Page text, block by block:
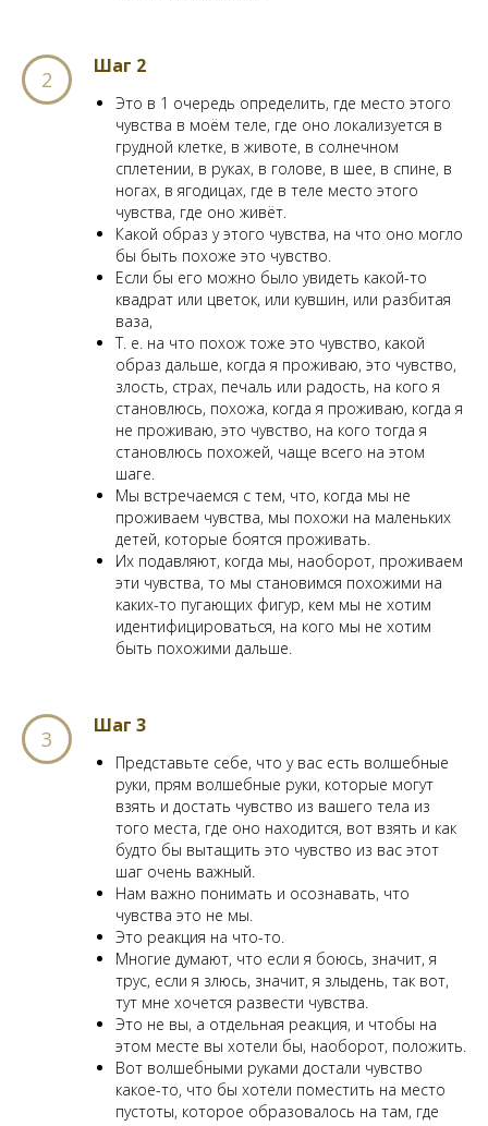
Шаг 2
Это в 1 очередь определить, где место этого
чувства в моём теле, где оно локализуется в
грудной клетке, в животе, в солнечном
сплетении, в руках, в голове, в шее, в спине, в
ногах, в ягодицах, где в теле место этого
чувства, где оно живёт.
Какой образ у этого чувства, на что оно могло
бы быть похоже это чувство.
Если бы его можно было увидеть какой-то
квадрат или цветок, или кувшин, или разбитая
ваза,
Т. е. на что похож тоже это чувство, какой
образ дальше, когда я проживаю, это чувство,
злость, страх, печаль или радость, на кого я
становлюсь, похожа, когда я проживаю, когда я
не проживаю, это чувство, на кого тогда я
становлюсь похожей, чаще всего на этом
шаге.
Мы встречаемся с тем, что, когда мы не
проживаем чувства, мы похожи на маленьких
детей, которые боятся проживать.
Их подавляют, когда мы, наоборот, проживаем
эти чувства, то мы становимся похожими на
каких-то пугающих фигур, кем мы не хотим
идентифицироваться, на кого мы не хотим
быть похожими дальше.
Шаг 3
Представьте себе, что у вас есть волшебные
руки, прям волшебные руки, которые могут
взять и достать чувство из вашего тела из
того места, где оно находится, вот взять и как
будто бы вытащить это чувство из вас этот
шаг очень важный.
Нам важно понимать и осознавать, что
чувства это не мы.
Это реакция на что-то.
Многие думают, что если я боюсь, значит, я
трус, если я злюсь, значит, я злыдень, так вот,
тут мне хочется развести чувства.
Это не вы, а отдельная реакция, и чтобы на
этом месте вы хотели бы, наоборот, положить.
Вот волшебными руками достали чувство
какое-то, что бы хотели поместить на место
пустоты, которое образовалось на там, где